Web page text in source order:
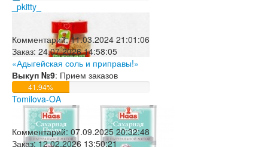
_pkitty_
Комментарий:11.03.2024 21:01:06
Заказ: 24.07.2026 14:58:05
«Адыгейская соль и приправы!»
Выкуп №9: Прием заказов
41.94%
Tomilova-OA
Комментарий: 07.09.2025 20:32:48
Заказ:12.02.2026 13:50:21